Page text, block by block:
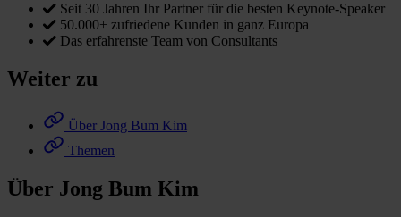
Seit 30 Jahren Ihr Partner für die besten Keynote-Speaker
50.000+ zufriedene Kunden in ganz Europa
Das erfahrenste Team von Consultants
Weiter zu
Über Jong Bum Kim
Themen
Über Jong Bum Kim